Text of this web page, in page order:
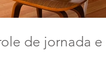
de jornada e